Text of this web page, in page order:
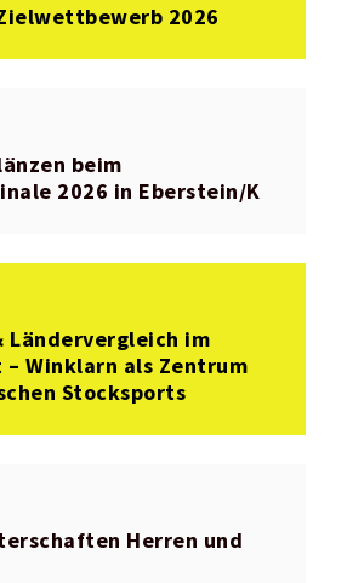
2026
beim
2026 in Eberstein/K
Ländervergleich im
Winklarn als Zentrum
Stocksports
Herren und